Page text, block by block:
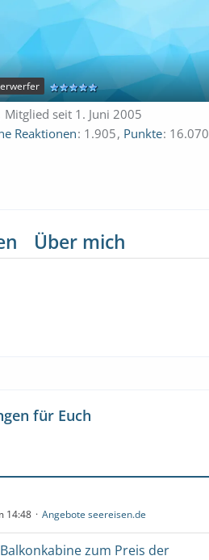
Mitglied seit 1. Juni 2005
Reaktionen 1.905 Punkte 16.070
Über mich
für Euch
14:48 Angebote seereisen.de
zum Preis der